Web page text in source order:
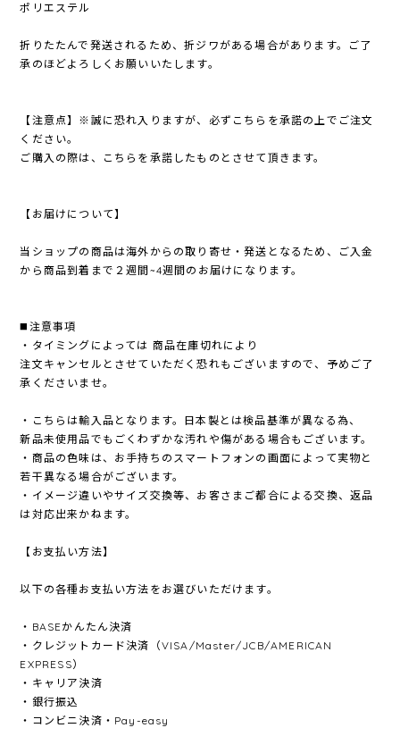
ポリエステル
折りたたんで発送されるため、折ジワがある場合があります。ご了
承のほどよろしくお願いいたします。
【注意点】※誠に恐れ入りますが、必ずこちらを承諾の上でご注文
ください。
ご購入の際は、こちらを承諾したものとさせて頂きます。
【お届けについて】
当ショップの商品は海外からの取り寄せ・発送となるため、ご入金
から商品到着まで２週間~4週間のお届けになります。
◼️注意事項
・タイミングによっては 商品在庫切れにより
注文キャンセルとさせていただく恐れもございますので、予めご了
承くださいませ。
・こちらは輸入品となります。日本製とは検品基準が異なる為、
新品未使用品でもごくわずかな汚れや傷がある場合もございます。
・商品の色味は、お手持ちのスマートフォンの画面によって実物と
若干異なる場合がございます。
・イメージ違いやサイズ交換等、お客さまご都合による交換、返品
は対応出来かねます。
【お支払い方法】
以下の各種お支払い方法をお選びいただけます。
・BASEかんたん決済
・クレジットカード決済（VISA/Master/JCB/AMERICAN
EXPRESS）
・キャリア決済
・銀行振込
・コンビニ決済・Pay-easy